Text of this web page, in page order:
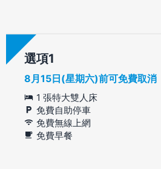
選項
8月15日(星期六)前可免費取消
1 張特大雙人床
免費自助停車
免費無線上網
免費早餐